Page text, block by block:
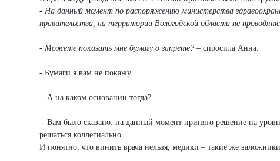
- На данный момент по распоряжению министерства
правительства, на территории Вологодской области не
- Можете показать мне бумагу о запрете? – спросила Анна.
- Бумаги я вам не покажу.
- А на каком основании тогда?..
- Вам было сказано: на данный момент принято решение на
решаться коллегиально.
И понятно, что винить врача нельзя, медики – такие же